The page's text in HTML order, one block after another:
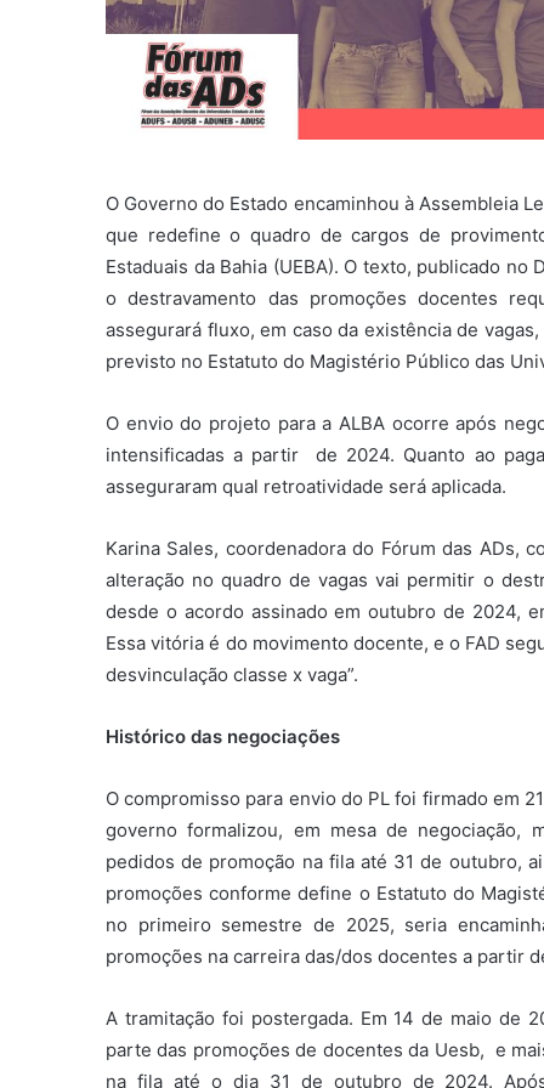
O Governo do Estado encaminhou à Assembleia
que redefine o quadro de cargos de
Estaduais da Bahia (UEBA). O texto, publicado
o destravamento das promoções docentes
assegurará fluxo, em caso da existência de
previsto no Estatuto do Magistério Público das
O envio do projeto para a ALBA ocorre após
intensificadas a partir de 2024. Quanto ao
asseguraram qual retroatividade será aplicada.
Karina Sales, coordenadora do Fórum das ADs,
alteração no quadro de vagas vai permitir o
desde o acordo assinado em outubro de 2024,
Essa vitória é do movimento docente, e o FAD
desvinculação classe x vaga”.
Histórico das negociações
O compromisso para envio do PL foi firmado em
governo formalizou, em mesa de negociação,
pedidos de promoção na fila até 31 de outubro,
promoções conforme define o Estatuto do
no primeiro semestre de 2025, seria
promoções na carreira das/dos docentes a partir
A tramitação foi postergada. Em 14 de maio de
parte das promoções de docentes da Uesb, e
na fila até o dia 31 de outubro de 2024.